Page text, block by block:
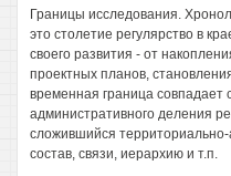
Границы исследования.
это столетие регулярство в
своего развития - от
проектных планов,
временная граница
административного деления
сложившийся
состав, связи, иерархию и т.п.